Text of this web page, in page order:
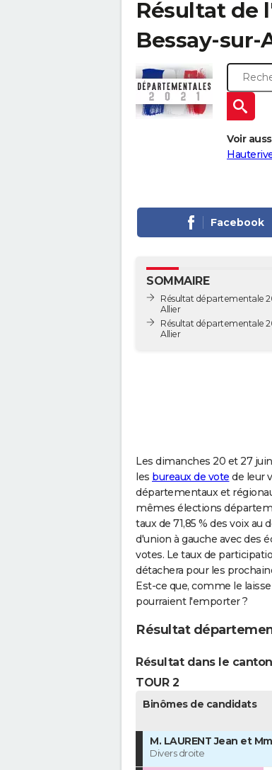
Résultat de
Bessay-sur-
Voir
Facebook
SOMMAIRE
Résultat départementale
Allier
Résultat départementale
Allier
Les dimanches 20 et 27
les bureaux de vote de leur
départementaux et
mêmes élections
taux de 71,85 % des voix
d'union à gauche avec des
votes. Le taux de
détachera pour les
Est-ce que, comme le
pourraient l'emporter ?
Résultat
Résultat dans le
TOUR 2
Binômes de candidats
M. LAURENT Jean et
Divers droite